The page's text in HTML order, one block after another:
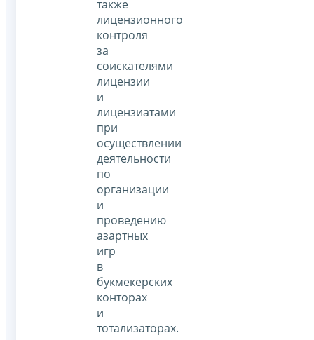
также
лицензионного
контроля
за
соискателями
лицензии
и
лицензиатами
при
осуществлении
деятельности
по
организации
и
проведению
азартных
игр
в
букмекерских
конторах
и
тотализаторах.